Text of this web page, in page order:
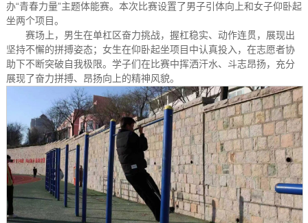
办“青春力量”主题体能赛。本次比赛设置了男子引体向上和女子仰卧起
坐两个项目。
赛场上，男生在单杠区奋力挑战，握杠稳实、动作连贯，展现出
坚持不懈的拼搏姿态；女生在仰卧起坐项目中认真投入，在志愿者协
助下不断突破自我极限。学子们在比赛中挥洒汗水、斗志昂扬，充分
展现了奋力拼搏、昂扬向上的精神风貌。